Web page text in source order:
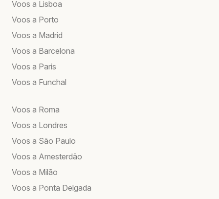
Voos a Lisboa
Voos a Porto
Voos a Madrid
Voos a Barcelona
Voos a Paris
Voos a Funchal
Voos a Roma
Voos a Londres
Voos a São Paulo
Voos a Amesterdão
Voos a Milão
Voos a Ponta Delgada